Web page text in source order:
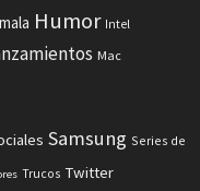
Humor Intel
Mac
Samsung Series de
Trucos Twitter